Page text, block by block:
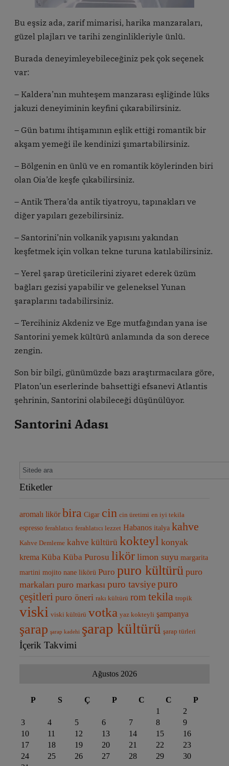
Bu eşsiz ada, zarif mimarisi, harika manzaraları,
güzel plajları ve tarihi zenginlikleriyle ünlü.
Burada deneyimleyebileceğiniz pek çok seçenek
var:
– Kaldera’nın muhteşem manzarası eşliğinde lüks
jakuzi deneyiminin keyfini çıkarabilirsiniz.
– Gün batımı ihtişamının eşlik ettiği romantik bir
akşam yemeği ile kendinizi şımartabilirsiniz.
– Bölgenin en ünlü ve en romantik köylerinden biri
olan Oia’de keşfe çıkabilirsiniz.
– Antik Thera’da antik tiyatroyu, tapınakları ve
diğer yapıları gezebilirsiniz.
– Santorini’nin volkanik yapısını yakından
keşfetmek için volkan tekne turuna katılabilirsiniz.
– Yerel şarap üreticilerini ziyaret ederek üzüm
bağları gezisi yapabilir ve geleneksel Yunan
şaraplarını tadabilirsiniz.
– Tercihiniz Akdeniz ve Ege mutfağından yana ise
Santorini yemek kültürü anlamında da son derece
zengin.
Son bir bilgi, günümüzde bazı araştırmacılara göre,
Platon’un eserlerinde bahsettiği efsanevi Atlantis
şehrinin, Santorini olabileceği düşünülüyor.
Santorini Adası
Etiketler
aromalı likör bira Cigar cin cin üretimi en iyi tekila
espresso ferahlatıcı ferahlatıcı lezzet Habanos italya kahve
Kahve Demleme kahve kültürü kokteyl konyak
krema Küba Küba Purosu likör limon suyu margarita
martini mojito nane likörü Puro puro kültürü puro
markaları puro markası puro tavsiyepuro
çeşitleri puro öneri rakı kültürü rom tekila tropik
viski viski kültürü votka yaz kokteyli şampanya
şarap şarap kadehi şarap kültürü şarap türleri
İçerik Takvimi
Ağustos 2026
P S Ç P C C
P
1
2
3
4 5 6 7 8
9
10
11 12 13 14 15
16
17
18 19 20 21 22
23
24
25 26 27 28 29
30